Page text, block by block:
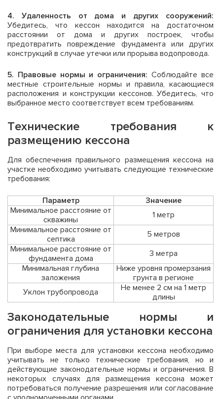
4. Удаленность от дома и других сооружений:
Убедитесь, что кессон находится на достаточном
расстоянии от дома и других построек, чтобы
предотвратить повреждение фундамента или других
конструкций в случае утечки или прорыва водопровода.
5. Правовые нормы и ограничения: Соблюдайте все
местные строительные нормы и правила, касающиеся
расположения и конструкции кессонов. Убедитесь, что
выбранное место соответствует всем требованиям.
Технические требования к
размещению кессона
Для обеспечения правильного размещения кессона на
участке необходимо учитывать следующие технические
требования:
Параметр
Значение
Минимальное расстояние от
скважины
1 метр
Минимальное расстояние от
септика
5 метров
Минимальное расстояние от
фундамента дома
3 метра
Минимальная глубина
заложения
Ниже уровня промерзания
грунта в регионе
Уклон трубопровода
Не менее 2 см на 1 метр
длины
Законодательные нормы и
ограничения для установки кессона
При выборе места для установки кессона необходимо
учитывать не только технические требования, но и
действующие законодательные нормы и ограничения. В
некоторых случаях для размещения кессона может
потребоваться получение разрешения или согласование